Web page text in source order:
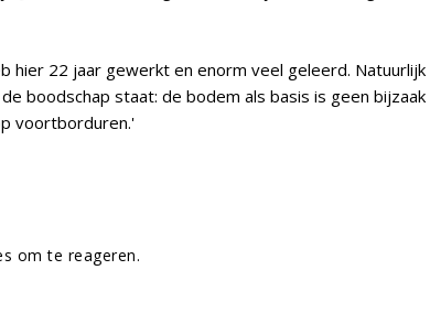
hier 22 jaar gewerkt en enorm veel geleerd. Natuurlijk
boodschap staat: de bodem als basis is geen bijzaak
voortborduren.'
om te reageren.